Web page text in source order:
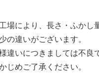
場により、長さ・ふかし
の違いがございます。
違いにつきましては不良
じめご了承ください。